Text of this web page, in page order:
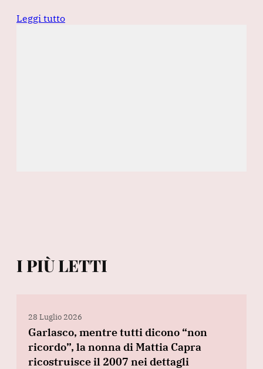
Leggi tutto
I PIÙ LETTI
28 Luglio 2026
Garlasco, mentre tutti dicono “non
ricordo”, la nonna di Mattia Capra
ricostruisce il 2007 nei dettagli